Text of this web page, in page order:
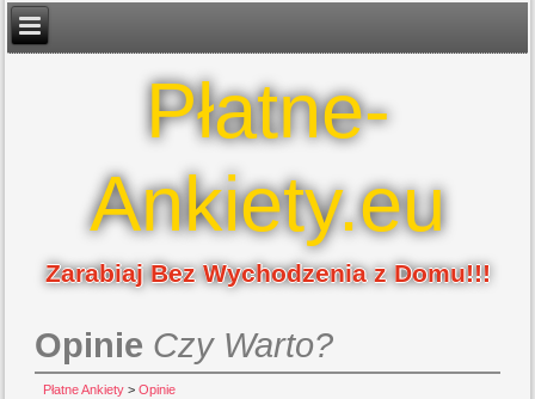
Płatne-
Ankiety.eu
Zarabiaj Bez Wychodzenia z Domu!!!
Opinie Czy Warto?
Płatne Ankiety >Opinie